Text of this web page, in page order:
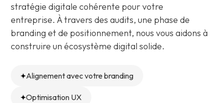
stratégie digitale cohérente pour votre
entreprise. À travers des audits, une phase de
branding et de positionnement, nous vous aidons à
construire un écosystème digital solide.
Alignement avec votre branding
Optimisation UX